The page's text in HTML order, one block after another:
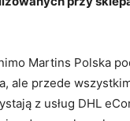
Martins Polska
ale przede
z usług DHL